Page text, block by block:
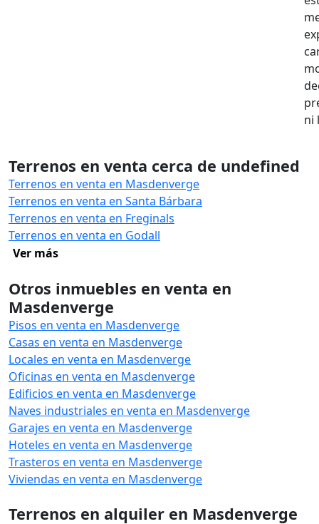
ni
Terrenos en venta cerca de undefined
Terrenos en venta en Masdenverge
Terrenos en venta en Santa Bárbara
Terrenos en venta en Freginals
Terrenos en venta en Godall
Ver más
Otros inmuebles en venta en
Masdenverge
Pisos en venta en Masdenverge
Casas en venta en Masdenverge
Locales en venta en Masdenverge
Oficinas en venta en Masdenverge
Edificios en venta en Masdenverge
Naves industriales en venta en Masdenverge
Garajes en venta en Masdenverge
Hoteles en venta en Masdenverge
Trasteros en venta en Masdenverge
Viviendas en venta en Masdenverge
Terrenos en alquiler en Masdenverge